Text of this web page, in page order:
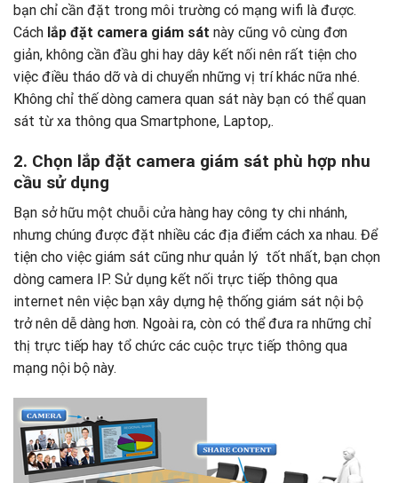
bạn chỉ cần đặt trong môi trường có mạng wifi là được.
Cách lắp đặt camera giám sát này cũng vô cùng đơn
giản, không cần đầu ghi hay dây kết nối nên rất tiện cho
việc điều tháo dỡ và di chuyển những vị trí khác nữa nhé.
Không chỉ thế dòng camera quan sát này bạn có thể quan
sát từ xa thông qua Smartphone, Laptop,.
2. Chọn lắp đặt camera giám sát phù hợp nhu
cầu sử dụng
Bạn sở hữu một chuỗi cửa hàng hay công ty chi nhánh,
nhưng chúng được đặt nhiều các địa điểm cách xa nhau. Để
tiện cho việc giám sát cũng như quản lý tốt nhất, bạn chọn
dòng camera IP. Sử dụng kết nối trực tiếp thông qua
internet nên việc bạn xây dựng hệ thống giám sát nội bộ
trở nên dễ dàng hơn. Ngoài ra, còn có thể đưa ra những chỉ
thị trực tiếp hay tổ chức các cuộc trực tiếp thông qua
mạng nội bộ này.